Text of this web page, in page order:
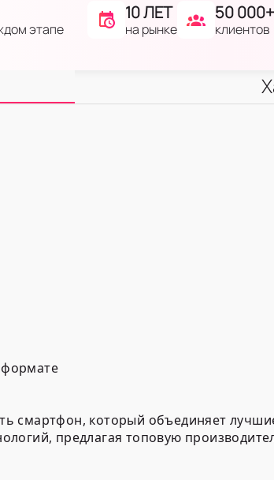
этапе
10 ЛЕТ
на рынке
50 000+
клиентов
смартфон, который объединяет
предлагая топовую